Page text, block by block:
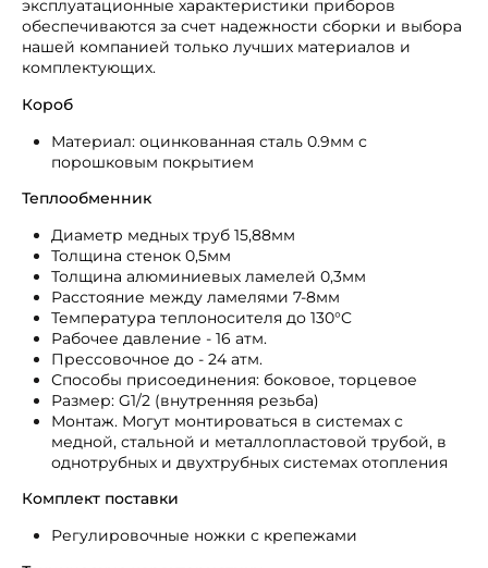
эксплуатационные характеристики приборов
обеспечиваются за счет надежности сборки и выбора
нашей компанией только лучших материалов и
комплектующих.
Короб
Материал: оцинкованная сталь 0.9мм с
порошковым покрытием
Теплообменник
Диаметр медных труб 15,88мм
Толщина стенок 0,5мм
Толщина алюминиевых ламелей 0,3мм
Расстояние между ламелями 7-8мм
Температура теплоносителя до 130°C
Рабочее давление - 16 атм.
Прессовочное до - 24 атм.
Способы присоединения: боковое, торцевое
Размер: G1/2 (внутренняя резьба)
Монтаж. Могут монтироваться в системах с
медной, стальной и металлопластовой трубой, в
однотрубных и двухтрубных системах отопления
Комплект поставки
Регулировочные ножки с крепежами